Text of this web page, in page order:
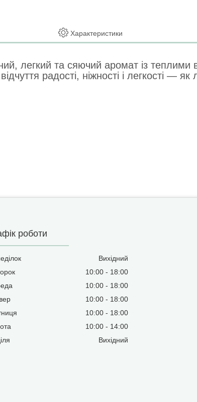
Характеристики
легкий та сяючий аромат із теплими
радості, ніжності і легкості —
роботи
Вихідний
10:00
18:00
10:00
18:00
10:00
18:00
10:00
18:00
10:00
14:00
Вихідний